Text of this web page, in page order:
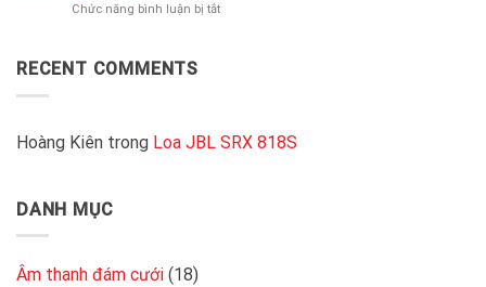
lượng
là
tốt
Chức năng bình luận bị tắtở
đẩy
RECENT COMMENTS
Hoàng Kiên trong Loa JBL SRX 818S
DANH MỤC
Âm thanh đám cưới (18)